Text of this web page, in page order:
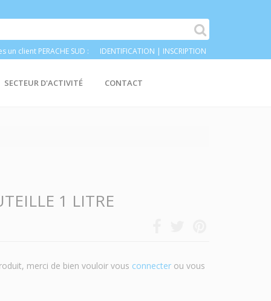
un client PERACHE SUD : IDENTIFICATION | INSCRIPTION
SECTEUR D'ACTIVITÉ CONTACT
1 LITRE
merci de bien vouloir vous connecter ou vous